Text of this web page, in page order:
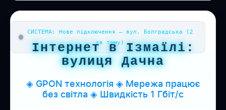
СИСТЕМА: Нове підключення — вул. Болградська (2
хв тому)
Інтернет в Ізмаїлі:
вулиця Дачна
◈ GPON технологія ◈ Мережа працює
без світла ◈ Швидкість 1 Гбіт/с